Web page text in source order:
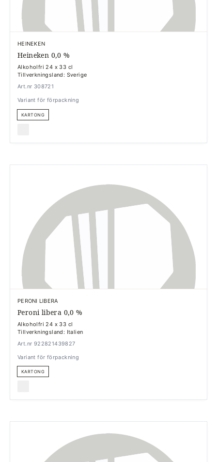
HEINEKEN
Heineken 0,0 %
Alkoholfri 24 x 33 cl
Tillverkningsland: Sverige
Art.nr 308721
Variant för förpackning
KARTONG
PERONI LIBERA
Peroni libera 0,0 %
Alkoholfri 24 x 33 cl
Tillverkningsland: Italien
Art.nr 922821439827
Variant för förpackning
KARTONG